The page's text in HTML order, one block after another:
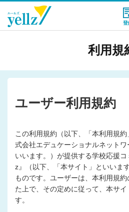
登
利用規
ユーザー利用規約
この利用規約（以下、「本利用規
式会社エデュケーショナルネット
いいます。）が提供する学校応援
z』（以下、「本サイト」といいま
ものです。ユーザーは、本利用規
た上で、その定めに従って、本サ
す。